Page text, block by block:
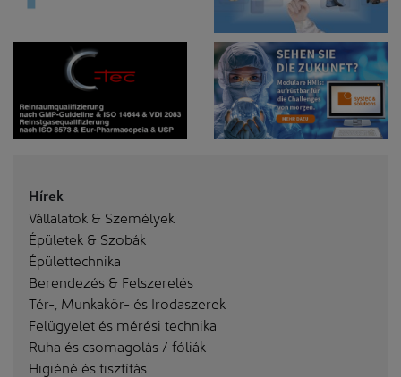
Hírek
Vállalatok & Személyek
Épületek & Szobák
Épülettechnika
Berendezés & Felszerelés
Tér-, Munkakör- és Irodaszerek
Felügyelet és mérési technika
Ruha és csomagolás / fóliák
Higiéné és tisztítás